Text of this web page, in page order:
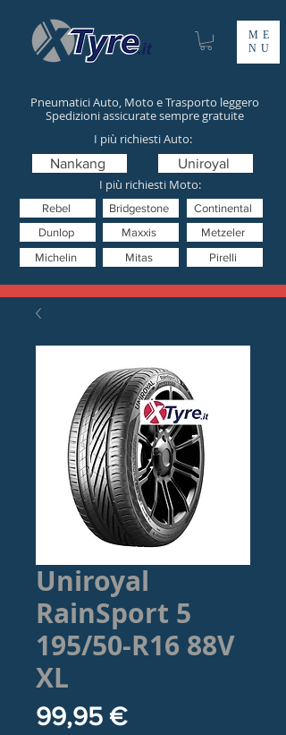
ME
NU
Pneumatici Auto, Moto e Trasporto leggero
Spedizioni assicurate sempre gratuite
I più richiesti Moto:
Mitas
Nankang
Pirelli
Uniroyal
Metzeler
Dunlop
Bridgestone Continental
Michelin
Rebel
I più richiesti Auto:
Maxxis
Uniroyal
RainSport 5
195/50-R16 88V
XL
99,95 €Prezzo